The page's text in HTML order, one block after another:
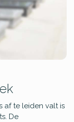
af te leiden valt is
De